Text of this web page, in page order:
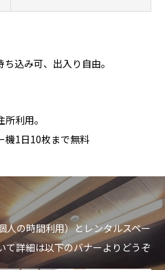
込み可、出入り自由。
利用。
機1日10枚まで無料
人の時間利用）とレンタルスペー
て詳細は以下のバナーよりどうぞ